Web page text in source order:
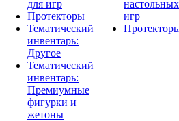
для игр
Протекторы
Тематический
инвентарь:
Другое
Тематический
инвентарь:
Премиумные
фигурки и
жетоны
настольных
игр